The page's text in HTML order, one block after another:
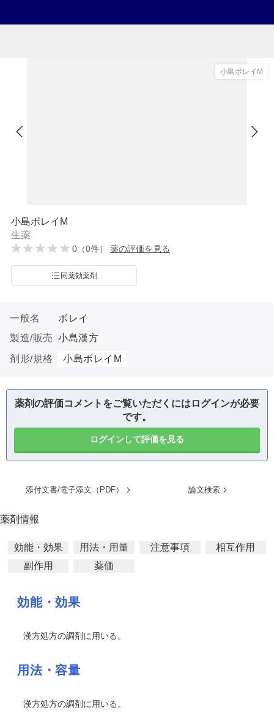
小島ボレイM
小島ボレイM
生薬
0（0件） 薬の評価を見る
同薬効薬剤
一般名
ボレイ
製造/販売 小島漢方
剤形/規格
小島ボレイM
薬剤の評価コメントをご覧いただくにはログインが必要
です。
ログインして評価を見る
添付文書/電子添文（PDF） 論文検索
薬剤情報
効能・効果 用法・用量 注意事項
相互作用
副作用
薬価
効能・効果
漢方処方の調剤に用いる。
用法・容量
漢方処方の調剤に用いる。